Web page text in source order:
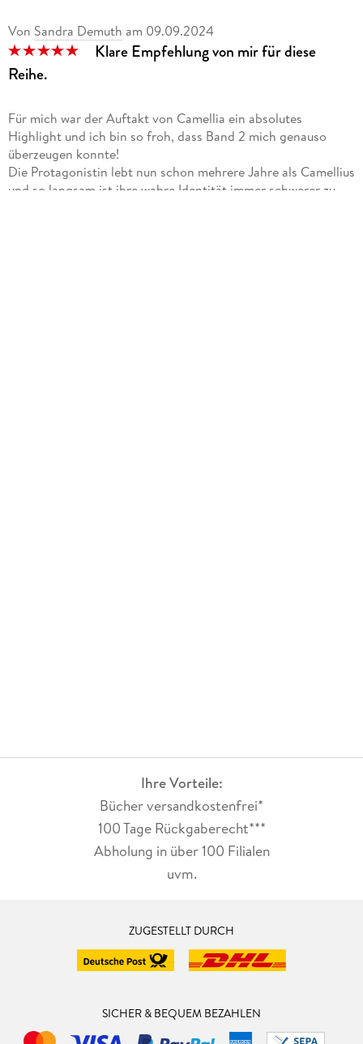
Von Sandra Demuth am 09.09.2024
Klare Empfehlung von mir für diese
Reihe.
Für mich war der Auftakt von Camellia ein absolutes
Highlight und ich bin so froh, dass Band 2 mich genauso
überzeugen konnte!
Die Protagonistin lebt nun schon mehrere Jahre als Camellius
und so langsam ist ihre wahre Identität immer schwerer zu
Ihre Vorteile:
Bücher versandkostenfrei*
100 Tage Rückgaberecht***
Abholung in über 100 Filialen
uvm.
ZUGESTELLT DURCH
SICHER & BEQUEM BEZAHLEN